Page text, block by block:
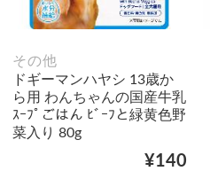
その他
ドギーマンハヤシ 13歳か
ら用 わんちゃんの国産牛乳
ｽｰﾌﾟごはん ﾋﾞｰﾌと緑黄色野
菜入り 80g
¥140